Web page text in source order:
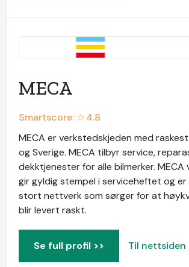
MECA
Smartscore: ☆4.8
MECA er verkstedskjeden med
og Sverige. MECA tilbyr service,
dekktjenester for alle bilmerker. MECA
gir gyldig stempel i serviceheftet og
stort nettverk som sørger for at
blir levert raskt.
Se full profil >> Til nettsiden